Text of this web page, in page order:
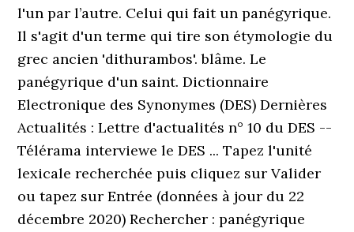
l'un par l’autre. Celui qui fait un panégyrique.
Il s'agit d'un terme qui tire son étymologie du
grec ancien 'dithurambos'. blâme. Le
panégyrique d'un saint. Dictionnaire
Electronique des Synonymes (DES) Dernières
Actualités : Lettre d'actualités n° 10 du DES --
Télérama interviewe le DES ... Tapez l'unité
lexicale recherchée puis cliquez sur Valider
ou tapez sur Entrée (données à jour du 22
décembre 2020) Rechercher : panégyrique